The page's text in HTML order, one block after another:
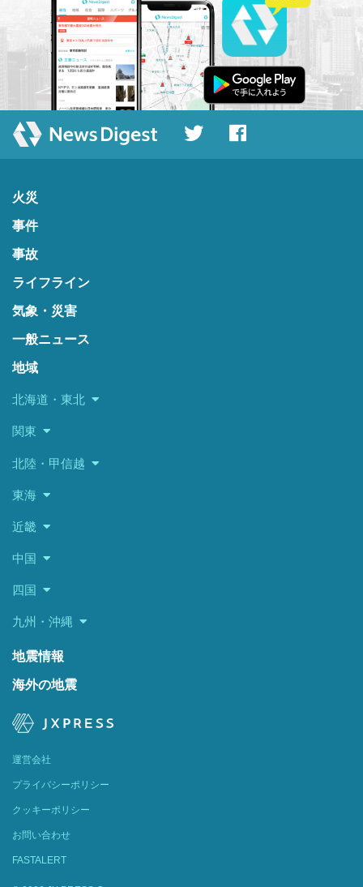
火災
事件
事故
ライフライン
気象・災害
一般ニュース
地域
北海道・東北
関東
北陸・甲信越
東海
近畿
中国
四国
九州・沖縄
地震情報
海外の地震
運営会社
プライバシーポリシー
クッキーポリシー
お問い合わせ
FASTALERT